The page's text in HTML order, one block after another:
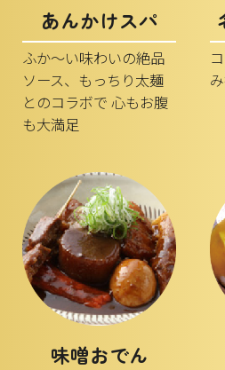
あんかけスパ
ふか～い味わいの絶品
ソース、もっちり太麺
とのコラボで 心もお腹
も大満足
味噌おでん